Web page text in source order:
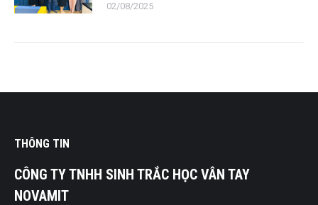
02/08/2025
THÔNG TIN
CÔNG TY TNHH SINH TRẮC HỌC VÂN TAY
NOVAMIT